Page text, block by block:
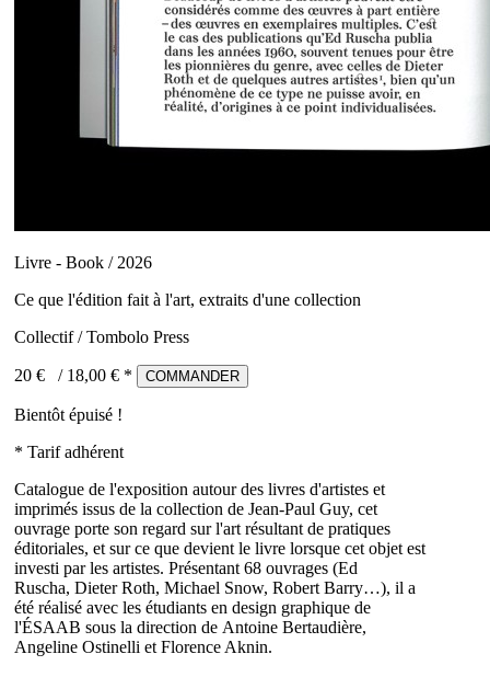
Livre - Book / 2026
Ce que l'édition fait à l'art, extraits d'une collection
Collectif / Tombolo Press
20 € / 18,00 € * COMMANDER
Bientôt épuisé !
* Tarif adhérent
Catalogue de l'exposition autour des livres d'artistes et
imprimés issus de la collection de Jean-Paul Guy, cet
ouvrage porte son regard sur l'art résultant de pratiques
éditoriales, et sur ce que devient le livre lorsque cet objet est
investi par les artistes. Présentant 68 ouvrages (Ed
Ruscha, Dieter Roth, Michael Snow, Robert Barry…), il a
été réalisé avec les étudiants en design graphique de
l'ÉSAAB sous la direction de Antoine Bertaudière,
Angeline Ostinelli et Florence Aknin.